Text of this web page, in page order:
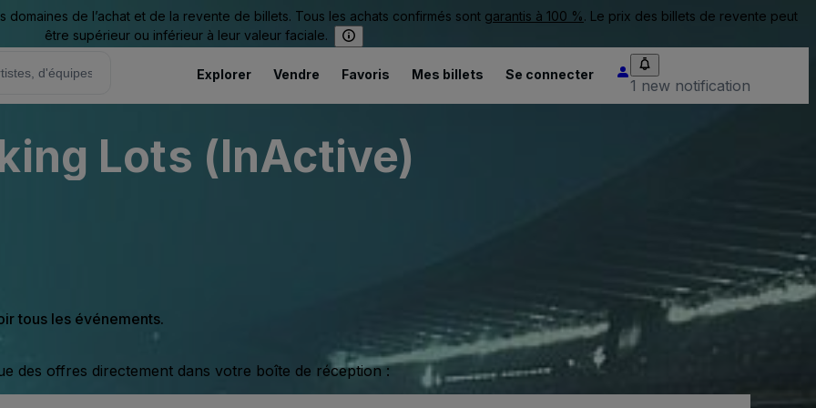
de l’achat et de la revente de billets. Tous les achats confirmés sont garantis à 100 %. Le prix des billets de revente peut
être supérieur ou inférieur à leur valeur faciale.
Explorer Vendre Favoris Mes billets Se connecter
1 new notification
Parking Lots (InActive)
tous les événements.
des offres directement dans votre boîte de réception :